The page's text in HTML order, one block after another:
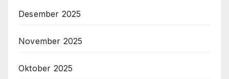
Desember 2025
November 2025
Oktober 2025